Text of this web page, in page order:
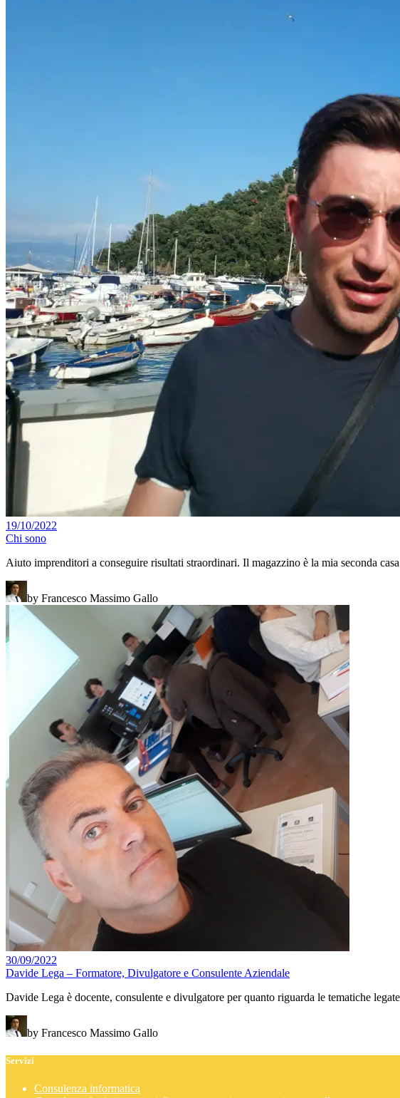
19/10/2022
Chi sono
Aiuto imprenditori a conseguire risultati straordinari. Il magazzino è la mia seconda
by Francesco Massimo Gallo
30/09/2022
Davide Lega – Formatore, Divulgatore e Consulente Aziendale
Davide Lega è docente, consulente e divulgatore per quanto riguarda le tematiche
by Francesco Massimo Gallo
Servizi
Consulenza informatica